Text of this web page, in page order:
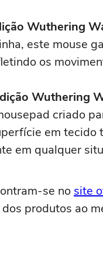
Wuthering
este mouse
os
Wuthering
criado
em
em qualquer
se no site
produtos ao